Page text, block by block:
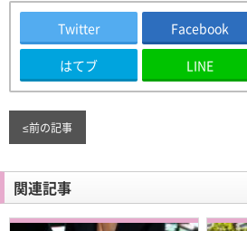
Twitter Facebook
はてブ LINE
≤前の記事
関連記事